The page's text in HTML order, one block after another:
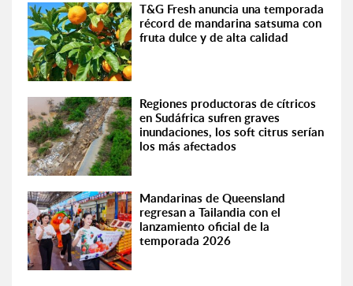
T&G Fresh anuncia una temporada
récord de mandarina satsuma con
fruta dulce y de alta calidad
Regiones productoras de cítricos
en Sudáfrica sufren graves
inundaciones, los soft citrus serían
los más afectados
Mandarinas de Queensland
regresan a Tailandia con el
lanzamiento oficial de la
temporada 2026